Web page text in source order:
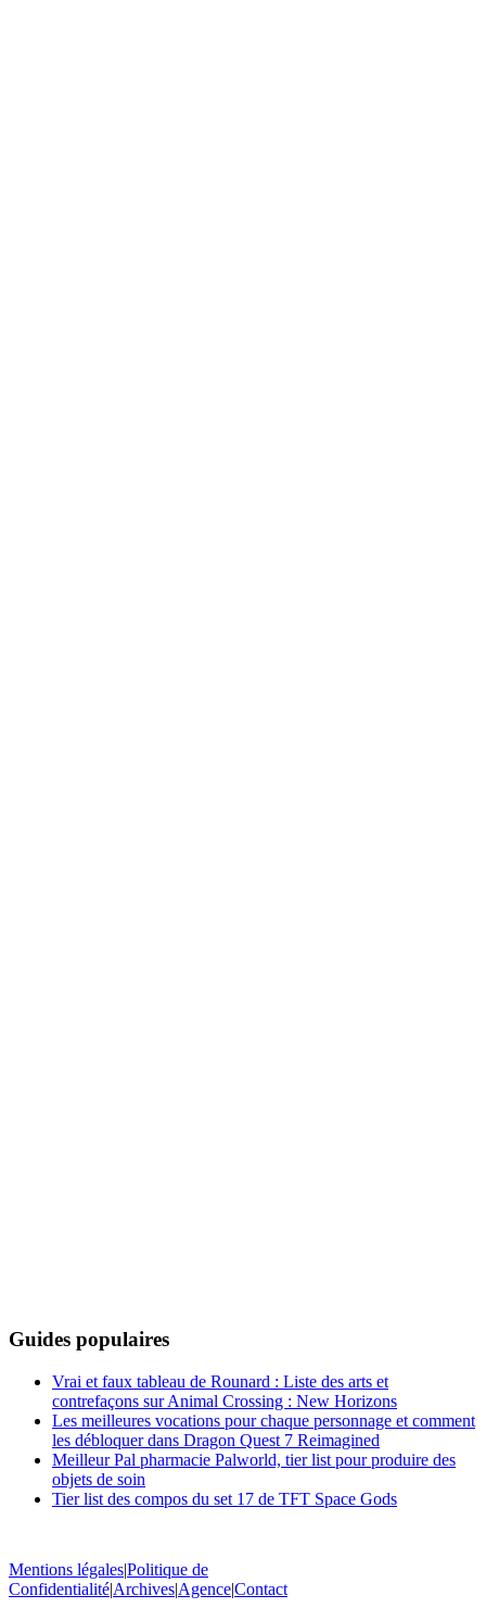
Guides populaires
Vrai et faux tableau de Rounard : Liste des arts et
contrefaçons sur Animal Crossing : New Horizons
Les meilleures vocations pour chaque personnage et comment
les débloquer dans Dragon Quest 7 Reimagined
Meilleur Pal pharmacie Palworld, tier list pour produire des
objets de soin
Tier list des compos du set 17 de TFT Space Gods
Mentions légales|Politique de
Confidentialité|Archives|Agence|Contact